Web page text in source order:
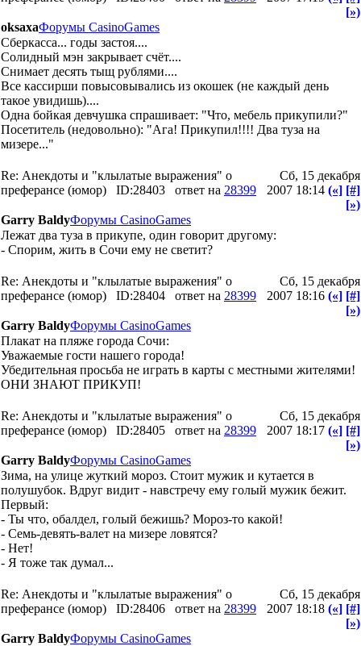
[»)
oksaxaФорумы CasinoGames
Сберкасса... годы застоя....
Солидный мэн закрывает счёт....
Снимает десять тыщ рублями....
Все кассирши повысовывались из окошек (не каждый день
такое увидишь)....
Одна бойкая девчушка спрашивает: "Что, мебель прикупили?"
Посетитель (недовольно): "Ага! Прикупил!!!! Два туза на
мизере..."
Re: Анекдоты и "клылатые выражения" о
преферансе (юмор)
ID:28403 ответ на 28399
Сб, 15 декабря
2007 18:14 («] [#]
[»)
Garry BaldyФорумы CasinoGames
Лежат два туза в прикупе, один говорит другому:
- Спорим, жить в Сочи ему не светит?
Re: Анекдоты и "клылатые выражения" о
преферансе (юмор)
ID:28404 ответ на 28399
Сб, 15 декабря
2007 18:16 («] [#]
[»)
Garry BaldyФорумы CasinoGames
Плакат на пляже города Сочи:
Уважаемые гости нашего города!
Убедительная просьба не играть в карты с местными жителями!
ОНИ ЗНАЮТ ПРИКУП!
Re: Анекдоты и "клылатые выражения" о
преферансе (юмор)
ID:28405 ответ на 28399
Сб, 15 декабря
2007 18:17 («] [#]
[»)
Garry BaldyФорумы CasinoGames
Зима, на улице жуткий мороз. Стоит мужик и кутается в
полушубок. Вдруг видит - навстречу ему голый мужик бежит.
Первый:
- Ты что, обалдел, голый бежишь? Мороз-то какой!
- Семь-девять-валет на мизере ловятся?
- Нет!
- Я тоже так думал...
Re: Анекдоты и "клылатые выражения" о
преферансе (юмор)
ID:28406 ответ на 28399
Сб, 15 декабря
2007 18:18 («] [#]
[»)
Garry BaldyФорумы CasinoGames